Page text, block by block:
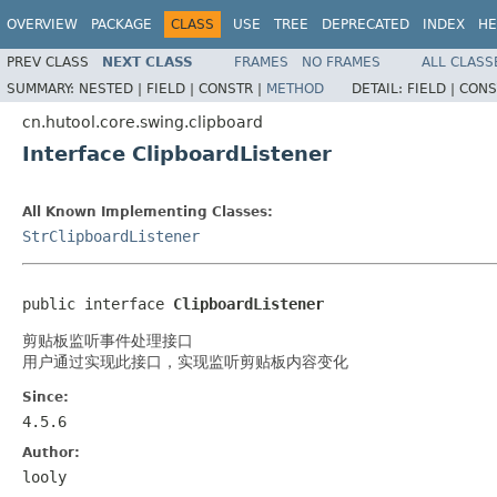
OVERVIEW PACKAGE CLASS USE TREE DEPRECATED INDEX
PREV CLASS NEXT CLASS FRAMES NO FRAMES
ALL
SUMMARY: NESTED | FIELD | CONSTR | METHOD DETAIL: FIELD |
cn.hutool.core.swing.clipboard
Interface ClipboardListener
All Known Implementing Classes:
StrClipboardListener
public interface ClipboardListener
剪贴板监听事件处理接口
用户通过实现此接口，实现监听剪贴板内容变化
Since:
4.5.6
Author:
looly